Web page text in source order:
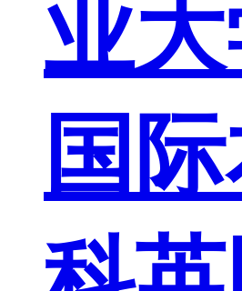
业
国